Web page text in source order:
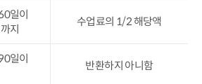
일이
지
수업료의 1/2 해당액
일이
반환하지 아니함